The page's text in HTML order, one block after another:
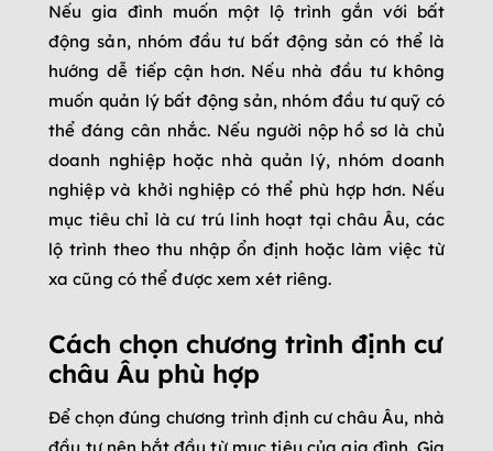
Nếu gia đình muốn một lộ trình gắn với bất
động sản, nhóm đầu tư bất động sản có thể là
hướng dễ tiếp cận hơn. Nếu nhà đầu tư không
muốn quản lý bất động sản, nhóm đầu tư quỹ có
thể đáng cân nhắc. Nếu người nộp hồ sơ là chủ
doanh nghiệp hoặc nhà quản lý, nhóm doanh
nghiệp và khởi nghiệp có thể phù hợp hơn. Nếu
mục tiêu chỉ là cư trú linh hoạt tại châu Âu, các
lộ trình theo thu nhập ổn định hoặc làm việc từ
xa cũng có thể được xem xét riêng.
Cách chọn chương trình định cư
châu Âu phù hợp
Để chọn đúng chương trình định cư châu Âu, nhà